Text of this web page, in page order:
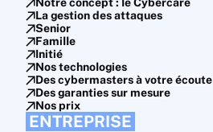
La gestion des attaques
Senior
Famille
Initié
Nos technologies
Des cybermasters à votre écoute
Des garanties sur mesure
Nos prix
ENTREPRISE